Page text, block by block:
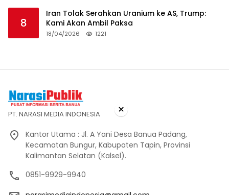
8
Iran Tolak Serahkan Uranium ke AS, Trump:
Kami Akan Ambil Paksa
18/04/2026 1221
PT. NARASI MEDIA INDONESIA
Kantor Utama : Jl. A Yani Desa Banua Padang,
Kecamatan Bungur, Kabupaten Tapin, Provinsi
Kalimantan Selatan (Kalsel).
0851-9929-9940
×